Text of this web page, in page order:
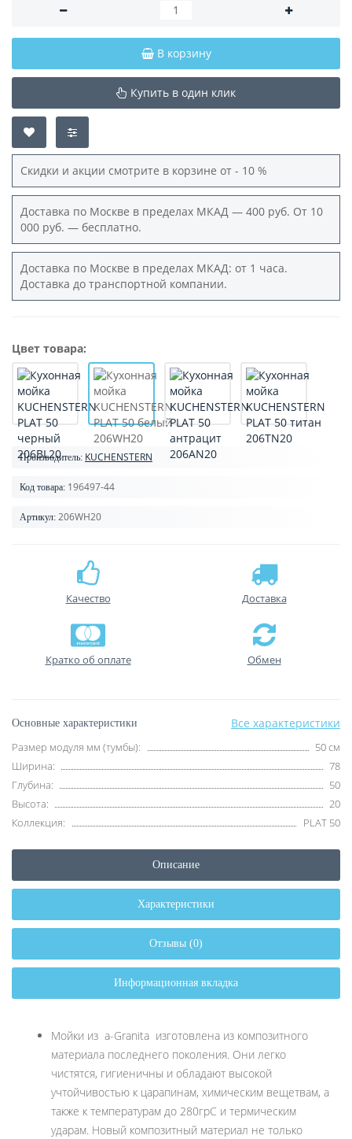
В корзину
Купить в один клик
Скидки и акции смотрите в корзине от - 10 %
Доставка по Москве в пределах МКАД — 400 руб. От 10
000 руб. — бесплатно.
Доставка по Москве в пределах МКАД: от 1 часа.
Доставка до транспортной компании.
Цвет товара:
Производитель: KUCHENSTERN
Код товара: 196497-44
Артикул: 206WH20
Качество Доставка
Кратко об оплате Обмен
Основные характеристики Все характеристики
Размер модуля мм (тумбы):
50 см
Ширина:
78
Глубина:
50
Высота:
20
Коллекция:
PLAT 50
Описание
Характеристики
Отзывы (0)
Информационная вкладка
Мойки из a-Granitа изготовлена из композитного
материала последнего поколения. Они легко
чистятся, гигиеничны и обладают высокой
учтойчивостью к царапинам, химическим вещетвам, а
также к температурам до 280грС и термическим
ударам. Новый композитный материал не только